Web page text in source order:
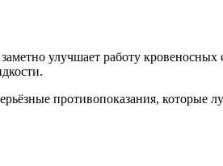
улучшает работу кровеносных
противопоказания, которые